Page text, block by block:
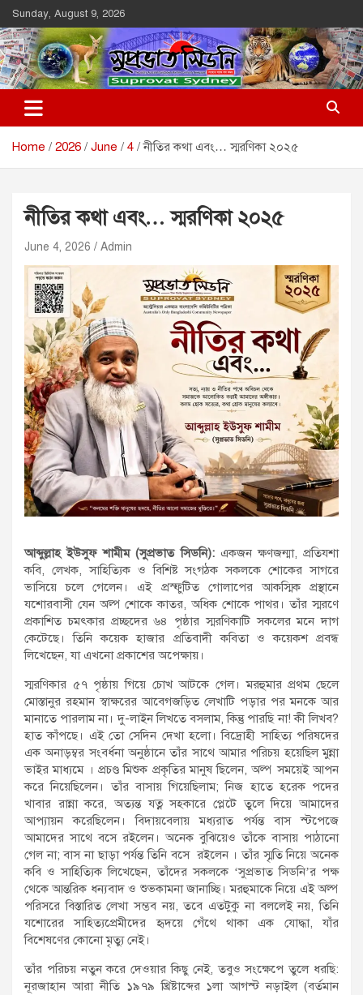
Skip
to
content
Sunday, August 9, 2026
Suprovat Sydney
The Leading Bangladesh Community Newspaper In Australia
Home 2026 June 4 নীতির কথা এবং… স্মরণিকা ২০২৫
নীতির কথা এবং… স্মরণিকা ২০২৫
June 4, 2026 Admin
আব্দুল্লাহ ইউসুফ শামীম (সুপ্রভাত সিডনি): একজন ক্ষণজন্মা, প্রতিযশা
কবি, লেখক, সাহিত্যিক ও বিশিষ্ট সংগঠক সকলকে শোকের সাগরে
ভাসিয়ে চলে গেলেন। এই প্রস্ফুটিত গোলাপের আকস্মিক প্রস্থানে
যশোরবাসী যেন অল্প শোকে কাতর, অধিক শোকে পাথর। তাঁর স্মরণে
প্রকাশিত চমৎকার প্রচ্ছদের ৬৪ পৃষ্ঠার স্মরণিকাটি সকলের মনে দাগ
কেটেছে। তিনি কয়েক হাজার প্রতিবাদী কবিতা ও কয়েকশ প্রবন্ধ
লিখেছেন, যা এখনো প্রকাশের অপেক্ষায়।
স্মরণিকার ৫৭ পৃষ্ঠায় গিয়ে চোখ আটকে গেল। মরহুমার প্রথম ছেলে
মোস্তানুর রহমান স্বাক্ষরের আবেগজড়িত লেখাটি পড়ার পর মনকে আর
মানাতে পারলাম না। দু-লাইন লিখতে বসলাম, কিন্তু পারছি না! কী লিখব?
হাত কাঁপছে। এই তো সেদিন দেখা হলো। বিদ্রোহী সাহিত্য পরিষদের
এক অনাড়ম্বর সংবর্ধনা অনুষ্ঠানে তাঁর সাথে আমার পরিচয় হয়েছিল মুন্না
ভাইর মাধ্যমে । প্রচণ্ড মিশুক প্রকৃতির মানুষ ছিলেন, অল্প সময়েই আপন
করে নিয়েছিলেন। তাঁর বাসায় গিয়েছিলাম; নিজ হাতে হরেক পদের
খাবার রান্না করে, অত্যন্ত যত্ন সহকারে প্লেটে তুলে দিয়ে আমাদের
আপ্যায়ন করেছিলেন। বিদায়বেলায় মধ্যরাত পর্যন্ত বাস স্টপেজে
আমাদের সাথে বসে রইলেন। অনেক বুঝিয়েও তাঁকে বাসায় পাঠানো
গেল না; বাস না ছাড়া পর্যন্ত তিনি বসে রইলেন । তাঁর স্মৃতি নিয়ে অনেক
কবি ও সাহিত্যিক লিখেছেন, তাঁদের সকলকে ‘সুপ্রভাত সিডনি’র পক্ষ
থেকে আন্তরিক ধন্যবাদ ও শুভকামনা জানাচ্ছি। মরহুমাকে নিয়ে এই অল্প
পরিসরে বিস্তারিত লেখা সম্ভব নয়, তবে এতটুকু না বললেই নয়, তিনি
যশোরের সাহিত্যপ্রেমীদের হৃদয়ে গেঁথে থাকা এক যোদ্ধা, যাঁর
বিশেষণের কোনো মৃত্যু নেই।
তাঁর পরিচয় নতুন করে দেওয়ার কিছু নেই, তবুও সংক্ষেপে তুলে ধরছি:
নূরজাহান আরা নীতি ১৯৭৯ খ্রিষ্টাব্দের ১লা আগস্ট নড়াইল (বর্তমান